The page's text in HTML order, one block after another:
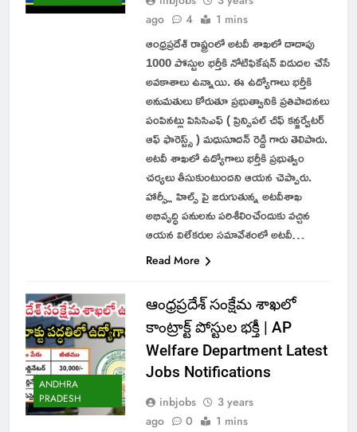
ago
4 1 mins
ఆంధ్రప్రదేశ్ రాష్ట్రంలో అటవీ శాఖలో దాదాపు
1000 పోస్టుల భర్తీకి నోటిఫికేషన్ విడుదల చేసే
అవకాశాలు ఉన్నాయి. ఈ ఉద్యోగాలు భర్తీకి
అనుమతులు కోరుతూ ప్రభుత్వానికి ప్రతిపాదనలు
పంపినట్లు పిసిసిఎఫ్ ( ప్రిన్సిపల్ చీఫ్ కన్జర్వేటర్
ఆఫ్ ఫారెస్ట్స్ ) మధుసూదన్ రెడ్డి గారు తెలిపారు.
అటవీ శాఖలో ఉద్యోగాలు భర్తీకి ప్రభుత్వం
చర్యలు తీసుకుంటుందని ఆయన చెప్పారు.
హార్స్లీ హిల్స్ పై జరుగుతున్న అటవీశాఖ
అభివృద్ధి పనులను పరిశీలించేందుకు వచ్చిన
ఆయన విలేకరుల సమావేశంలో అటవీ…
Read More
ANDHRA
PRADESH
ఆంధ్రప్రదేశ్ సంక్షేమ శాఖలో
కాంట్రాక్ట్ పోస్టుల భక్తీ | AP
Welfare Department Latest
Jobs Notifications
inbjobs
3 years
ago
0 1 mins